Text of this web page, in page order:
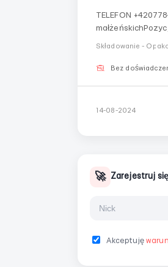
TELEFON +420778406625 Skład pocztowy Trnava Praca
małżeńskichPozycja: magazynier Miasto:
godzinę Wypłata co tydzieńMieszkanie: nie zapewniamy Dojazd: nie, dojazd we własnym zakresie
Składowanie -
Bez
14-08-2024
🚀 Zarejestruj
Akceptuję